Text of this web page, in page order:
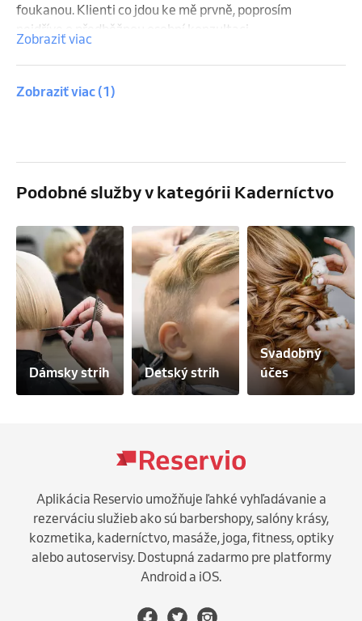
foukanou. Klienti co jdou ke mě prvně, poprosím
nejdříve o předběžnou osobní konzultaci.
Zobraziť viac
Zobraziť viac (1)
Podobné služby v kategórii Kaderníctvo
Dámsky strih Detský strih
Svadobný
účes
Aplikácia Reservio umožňuje ľahké vyhľadávanie a
rezerváciu služieb ako sú barbershopy, salóny krásy,
kozmetika, kaderníctvo, masáže, joga, fitness, optiky
alebo autoservisy. Dostupná zadarmo pre platformy
Android a iOS.